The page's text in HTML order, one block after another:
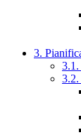
3.